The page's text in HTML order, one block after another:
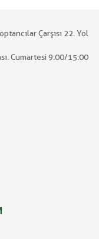
Çarşısı 22. Yol
Cumartesi 9:00/15:00